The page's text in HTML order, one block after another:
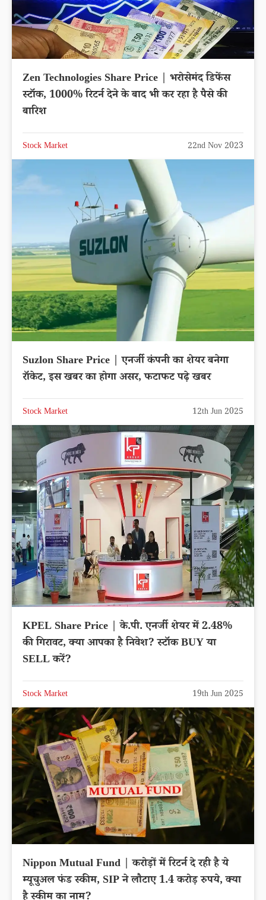
Zen Technologies Share Price | भरोसेमंद डिफेंस
स्टॉक, 1000% रिटर्न देने के बाद भी कर रहा है पैसे की
बारिश
Stock Market 22nd Nov 2023
Suzlon Share Price | एनर्जी कंपनी का शेयर बनेगा
रॉकेट, इस खबर का होगा असर, फटाफट पढ़े खबर
Stock Market 12th Jun 2025
KPEL Share Price | के.पी. एनर्जी शेयर में 2.48%
की गिरावट, क्या आपका है निवेश? स्टॉक BUY या
SELL करें?
Stock Market 19th Jun 2025
Nippon Mutual Fund | करोड़ों में रिटर्न दे रही है ये
म्यूचुअल फंड स्कीम, SIP ने लौटाए 1.4 करोड़ रुपये, क्या